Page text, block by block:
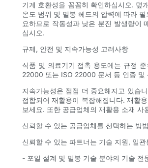
기계 호환성을 꼼꼼히 확인하십시오. 덮
온도 범위 및 밀봉 헤드의 압력에 따라
요하므로 작동성과 낮은 분진 발생량이
십시오.
규제, 안전 및 지속가능성 고려사항
식품 및 의료기기 접촉 용도에는 규정
22000 또는 ISO 22000 문서 등 인증 및
지속가능성은 점점 더 중요해지고 있습
접합되어 재활용이 복잡해집니다. 재활
보세요. 또한 공급업체의 재활용 소재
신뢰할 수 있는 공급업체를 선택하는 방
신뢰할 수 있는 파트너는 기술 지원, 일
- 포일 설계 및 밀봉 기술 분야의 기술 전